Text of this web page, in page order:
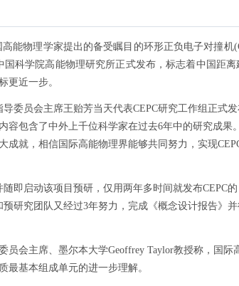
物理学家提出的备受瞩目的环形正负电子对撞机
科学院高能物理研究所正式发布，标志着中国距离
更近一步。
员会主席王贻芳当天代表CEPC研究工作组正式发
容包含了中外上千位科学家在过去6年中的研究成果
成就，相信国际高能物理界能够共同努力，实现
启动该项目预研，仅用两年多时间就发布CEPC
研究团队又经过3年努力，完成《概念设计报告》
会主席、墨尔本大学Geoffrey Taylor教授称，国际
最基本组成单元的进一步理解。